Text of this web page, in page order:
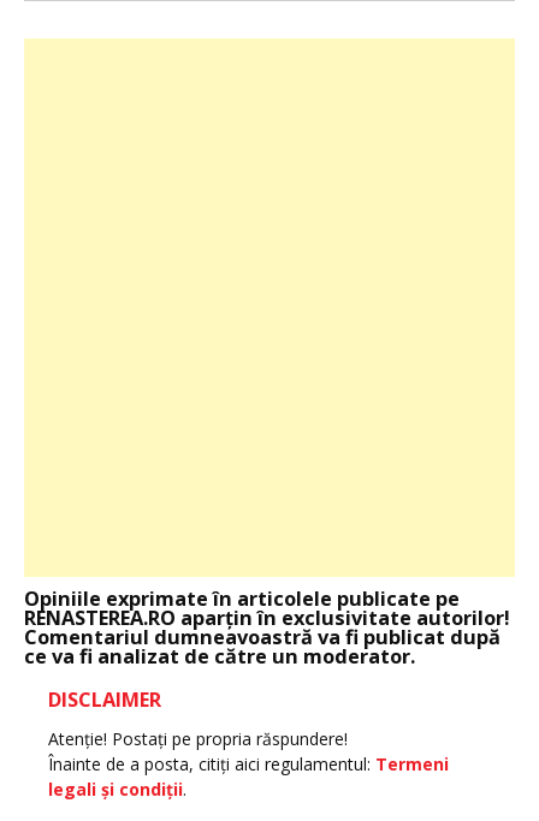
Opiniile exprimate în articolele publicate pe
RENASTEREA.RO aparţin în exclusivitate autorilor!
Comentariul dumneavoastră va fi publicat după
ce va fi analizat de către un moderator.
DISCLAIMER
Atenţie! Postaţi pe propria răspundere!
Înainte de a posta, citiţi aici regulamentul: Termeni
legali şi condiţii.